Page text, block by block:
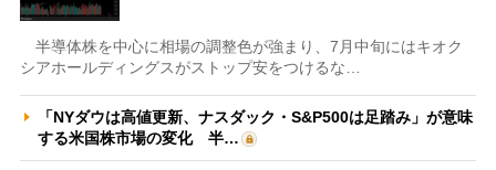
半導体株を中心に相場の調整色が強まり、7月中旬にはキオク
シアホールディングスがストップ安をつけるな…
「NYダウは高値更新、ナスダック・S&P500は足踏み」が意味
する米国株市場の変化 半…